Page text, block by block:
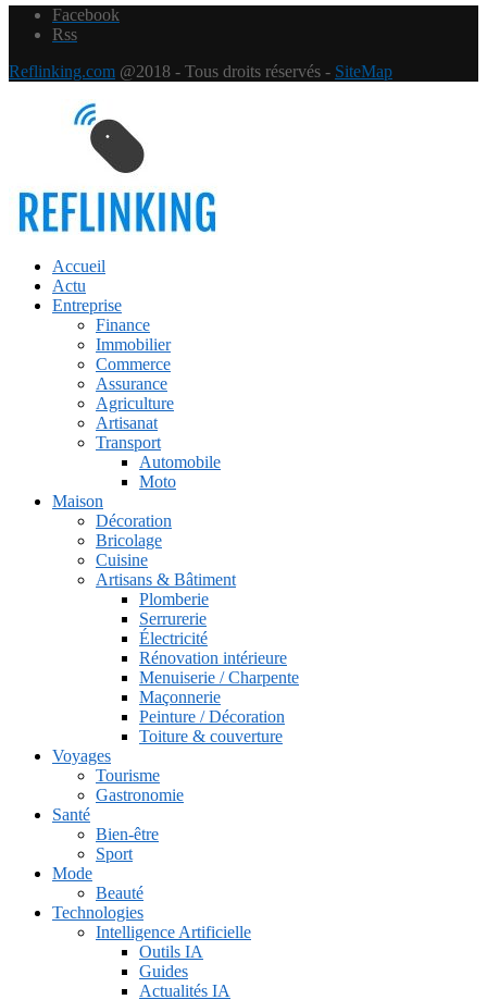
Facebook
Rss
Reflinking.com @2018 - Tous droits réservés - SiteMap
Accueil
Actu
Entreprise
Finance
Immobilier
Commerce
Assurance
Agriculture
Artisanat
Transport
Automobile
Moto
Maison
Décoration
Bricolage
Cuisine
Artisans & Bâtiment
Plomberie
Serrurerie
Électricité
Rénovation intérieure
Menuiserie / Charpente
Maçonnerie
Peinture / Décoration
Toiture & couverture
Voyages
Tourisme
Gastronomie
Santé
Bien-être
Sport
Mode
Beauté
Technologies
Intelligence Artificielle
Outils IA
Guides
Actualités IA